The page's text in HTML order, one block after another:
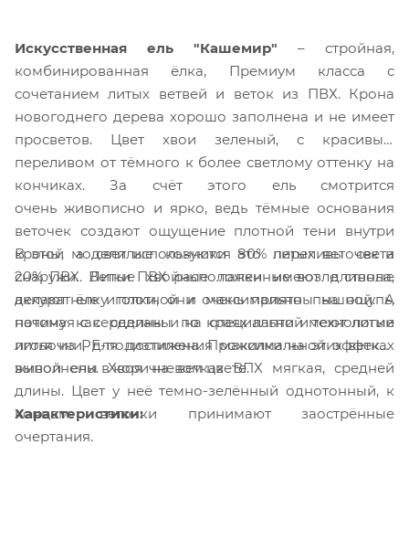
Искусственная ель "Кашемир" – стройная,
комбинированная ёлка, Премиум класса с
сочетанием литых ветвей и веток из ПВХ. Крона
новогоднего дерева хорошо заполнена и не имеет
просветов. Цвет хвои зеленый, с красивым
переливом от тёмного к более светлому оттенку на
кончиках. За счёт этого ель смотрится
очень живописно и ярко, ведь тёмные основания
веточек создают ощущение плотной тени внутри
кроны, а светлые кончики это переливы света
снаружи. Литые хвойные лапки имеют длинные
аккуратные иголки, они очень приятны на ощупь,
потому как сделаны по специальной технологии
литья из PE-полиэтилена. Прожилки на этих ветках
выполнены в коричневом цвете.
В этой модели используются 80% литых веточек и
20% ПВХ. Ветки ПВХ расположенные возле ствола,
делают ёлку плотной и максимально пышной. А
начиная с середины и на краях лапти имеют литые
иголочки, для достижения максимальной эффекта
живой ели. Хвоя на ветках ВПХ мягкая, средней
длины. Цвет у неё темно-зелённый однотонный, к
концам веточки принимают заострённые
очертания.
Характеристики: